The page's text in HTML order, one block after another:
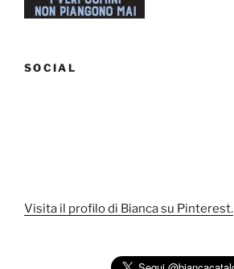
SOCIAL
Visita il profilo di Bianca su Pinterest.